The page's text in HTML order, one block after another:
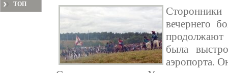
ТОП
вечернего
продолжают
была
аэропорта.